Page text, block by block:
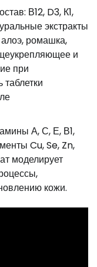
В12, D3, К1,
экстракты
ромашка,
и
при
А, С, Е, В1,
Cu, Se, Zn,
моделирует
кожи.